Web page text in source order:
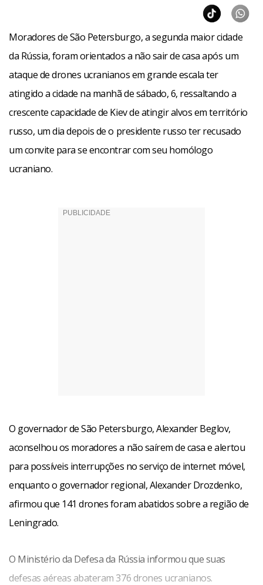
Moradores de São Petersburgo, a segunda maior cidade
da Rússia, foram orientados a não sair de casa após um
ataque de drones ucranianos em grande escala ter
atingido a cidade na manhã de sábado, 6, ressaltando a
crescente capacidade de Kiev de atingir alvos em território
russo, um dia depois de o presidente russo ter recusado
um convite para se encontrar com seu homólogo
ucraniano.
O governador de São Petersburgo, Alexander Beglov,
aconselhou os moradores a não saírem de casa e alertou
para possíveis interrupções no serviço de internet móvel,
enquanto o governador regional, Alexander Drozdenko,
afirmou que 141 drones foram abatidos sobre a região de
Leningrado.
O Ministério da Defesa da Rússia informou que suas
defesas aéreas abateram 376 drones ucranianos.